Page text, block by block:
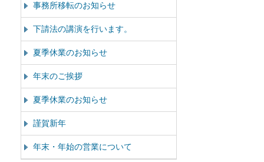
事務所移転のお知らせ
下請法の講演を行います。
夏季休業のお知らせ
年末のご挨拶
夏季休業のお知らせ
謹賀新年
年末・年始の営業について